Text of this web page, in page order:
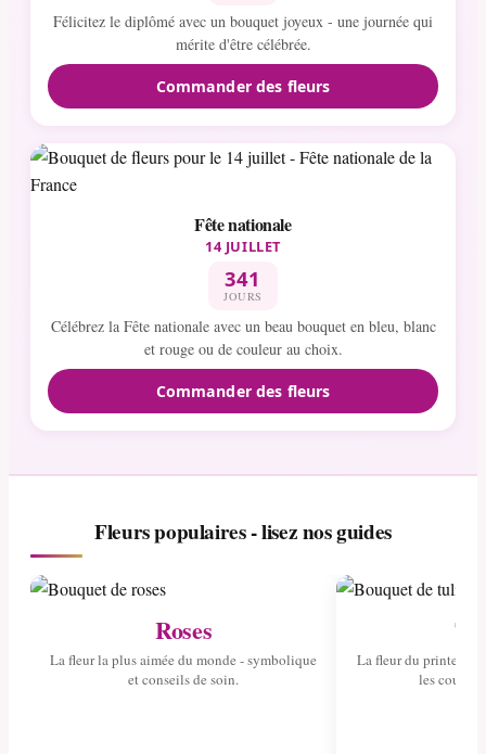
Félicitez le diplômé avec un bouquet joyeux - une journée qui
mérite d'être célébrée.
Commander des fleurs
Fête nationale
14 JUILLET
341
JOURS
Célébrez la Fête nationale avec un beau bouquet en bleu, blanc
et rouge ou de couleur au choix.
Commander des fleurs
Fleurs populaires - lisez nos guides
Roses
La fleur la plus aimée du monde - symbolique
et conseils de soin.
La fleur du
les